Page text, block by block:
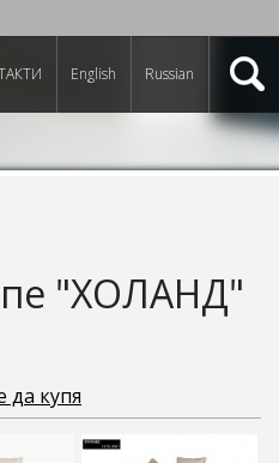
English Russian
"ХОЛАНД"
да купя